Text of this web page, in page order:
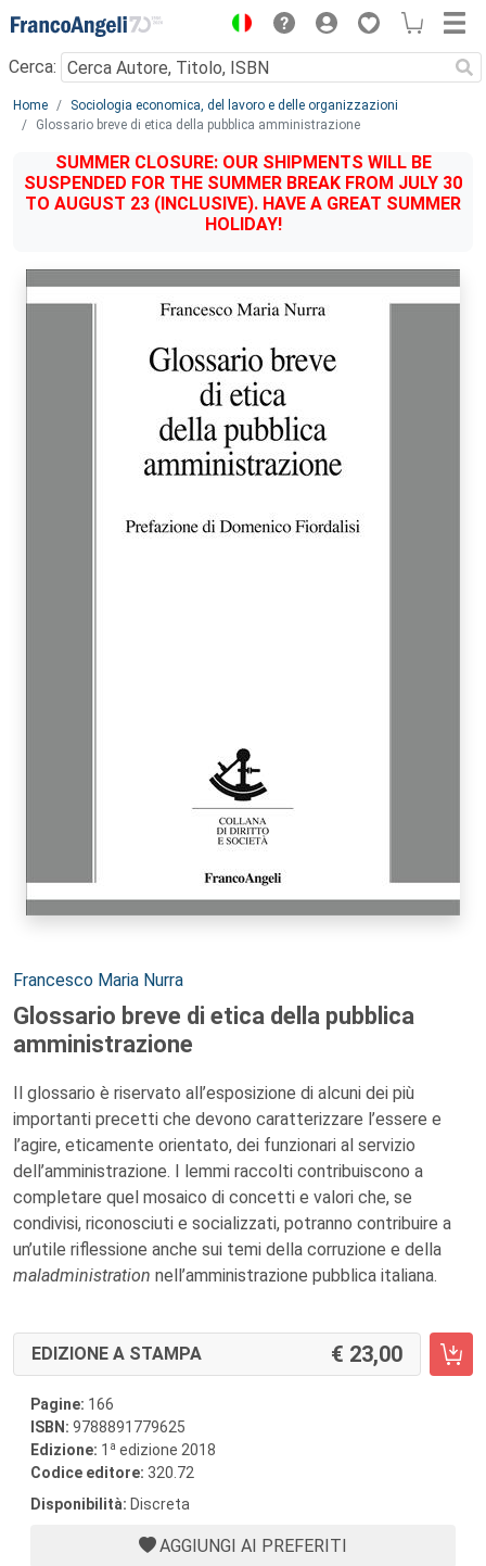
Menu
Cerca:
Main content
Home
Sociologia economica, del lavoro e delle organizzazioni
Glossario breve di etica della pubblica amministrazione
SUMMER CLOSURE: OUR SHIPMENTS WILL BE
SUSPENDED FOR THE SUMMER BREAK FROM JULY 30
TO AUGUST 23 (INCLUSIVE). HAVE A GREAT SUMMER
HOLIDAY!
Autori:
Francesco Maria Nurra
Glossario breve di etica della pubblica
amministrazione
Il glossario è riservato all’esposizione di alcuni dei più
importanti precetti che devono caratterizzare l’essere e
l’agire, eticamente orientato, dei funzionari al servizio
dell’amministrazione. I lemmi raccolti contribuiscono a
completare quel mosaico di concetti e valori che, se
condivisi, riconosciuti e socializzati, potranno contribuire a
un’utile riflessione anche sui temi della corruzione e della
maladministration nell’amministrazione pubblica italiana.
EDIZIONE A STAMPA 23,00
Pagine: 166
ISBN: 9788891779625
Edizione: 1 a edizione 2018
Codice editore: 320.72
Disponibilità: Discreta
AGGIUNGI AI PREFERITI